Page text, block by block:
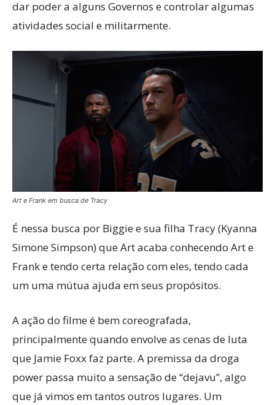
dar poder a alguns Governos e controlar algumas
atividades social e militarmente.
Art e Frank em busca de Tracy
É nessa busca por Biggie e sua filha Tracy (Kyanna
Simone Simpson) que Art acaba conhecendo Art e
Frank e tendo certa relação com eles, tendo cada
um uma mútua ajuda em seus propósitos.
A ação do filme é bem coreografada,
principalmente quando envolve as cenas de luta
que Jamie Foxx faz parte. A premissa da droga
power passa muito a sensação de “dejavu”, algo
que já vimos em tantos outros lugares. Um